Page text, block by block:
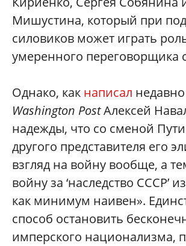
Мишустина, который при
силовиков может играть
умеренного переговорщика
Однако, как написал
Washington PostАлексей
надежды, что со сменой
другого представителя его
взгляд на войну вообще, а
войну за ‘наследство СССР’
как минимум наивен».
способ остановить
имперского национализма,